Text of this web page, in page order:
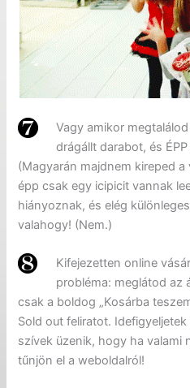
Vagy amikor
drágállt darabot, és
(Magyarán majdnem kireped
épp csak egy icipicit vannak
hiányoznak, és elég
valahogy! (Nem.)
Kifejezetten online
probléma: meglátod az
csak a boldog „Kosárba
Sold out feliratot.
szívek üzenik, hogy ha valami
tűnjön el a weboldalról!